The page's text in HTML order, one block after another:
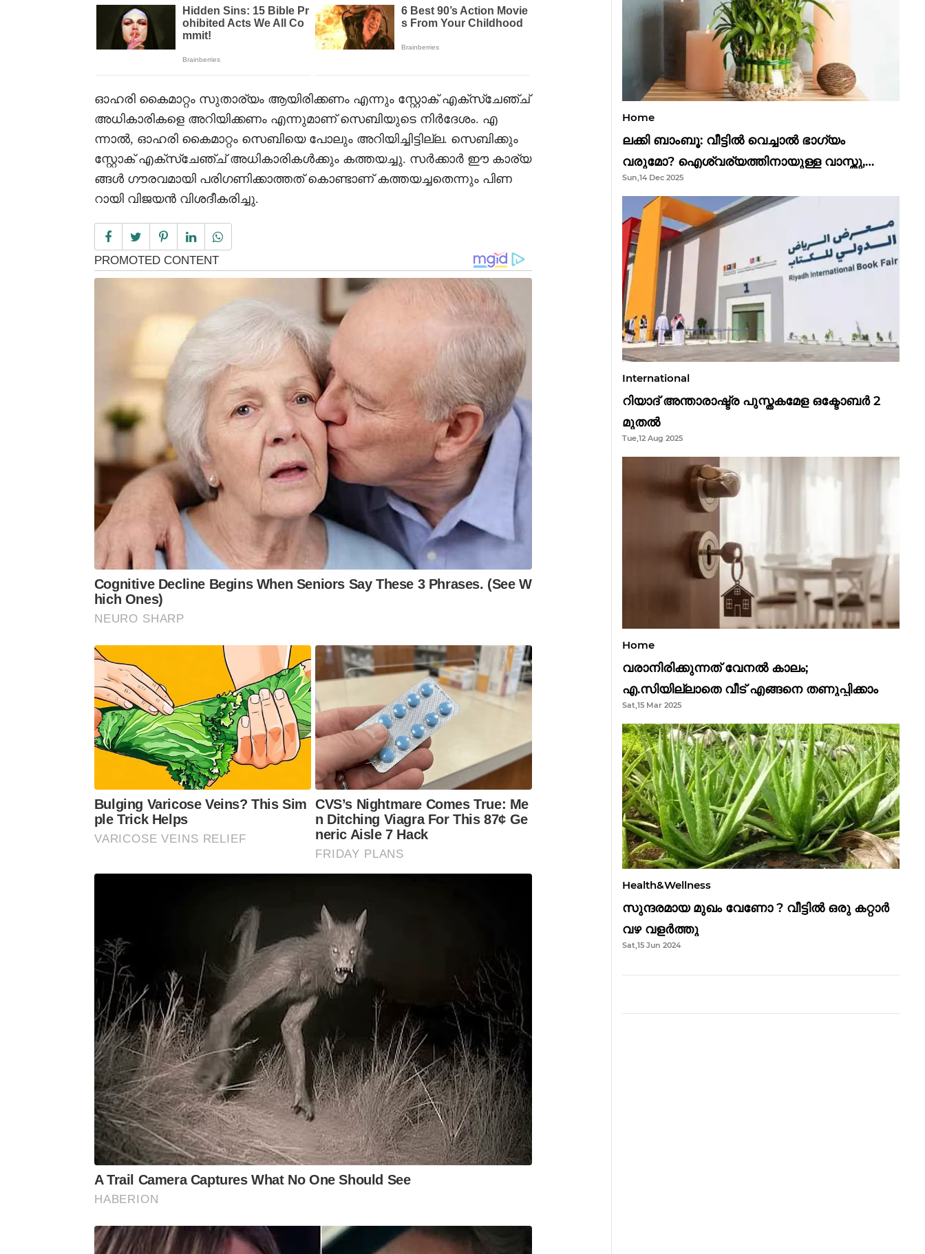
ഓഹരി കൈമാറ്റം സുതാര്യം ആയിരിക്കണം എന്നും സ്റ്റോക് എക്സ്ചേഞ്ച്
അധികാരികളെ അറിയിക്കണം എന്നുമാണ് സെബിയുടെ നിർദേശം. എ
ന്നാൽ, ഓഹരി കൈമാറ്റം സെബിയെ പോലും അറിയിച്ചിട്ടില്ല. സെബിക്കും
സ്റ്റോക് എക്സ്ചേഞ്ച് അധികാരികൾക്കും കത്തയച്ചു. സർക്കാർ ഈ കാര്യ
ങ്ങൾ ഗൗരവമായി പരിഗണിക്കാത്തത് കൊണ്ടാണ് കത്തയച്ചതെന്നും പിണ
റായി വിജയൻ വിശദീകരിച്ചു.
Home
ലക്കി ബാംബൂ: വീട്ടിൽ വെച്ചാൽ ഭാഗ്യം
വരുമോ? ഐശ്വര്യത്തിനായുള്ള വാസ്തു,
ഫെങ് ഷൂയി വിശ്വാസങ്ങൾ
Sun,14 Dec 2025
International
റിയാദ് അന്താരാഷ്ട്ര പുസ്തകമേള ഒക്ടോബർ 2
മുതൽ
Tue,12 Aug 2025
Home
വരാനിരിക്കുന്നത് വേനൽ കാലം;
എ.സിയില്ലാതെ വീട് എങ്ങനെ തണുപ്പിക്കാം
Sat,15 Mar 2025
Health&Wellness
സുന്ദരമായ മുഖം വേണോ ? വീട്ടിൽ ഒരു കറ്റാർ
വഴ വളർത്തു
Sat,15 Jun 2024